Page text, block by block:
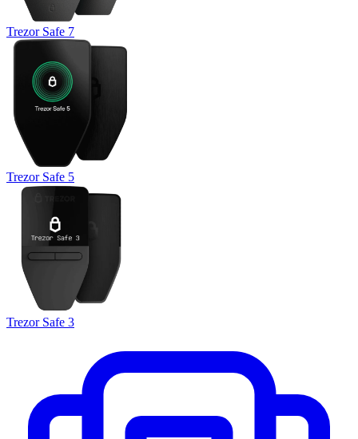
Trezor Safe 7
Trezor Safe 5
Trezor Safe 3